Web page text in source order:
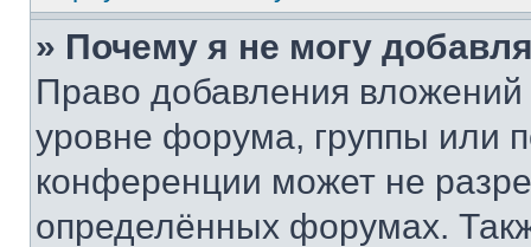
» Почему я не могу
Право добавления
уровне форума, группы или
конференции может не
определённых форумах.